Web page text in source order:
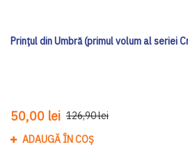
Prințul din Umbră (primul volum al seriei
50,00 lei 126,90 lei
ADAUGĂ ÎN COȘ